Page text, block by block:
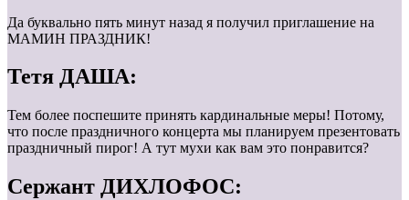
Да буквально пять минут назад я получил приглашение на
МАМИН ПРАЗДНИК!
Тетя ДАША:
Тем более поспешите принять кардинальные меры! Потому,
что после праздничного концерта мы планируем презентовать
праздничный пирог! А тут мухи как вам это понравится?
Сержант ДИХЛОФОС: